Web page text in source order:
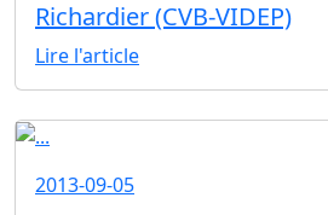
Richardier (CVB-VIDEP)
Lire l'article
2013-09-05